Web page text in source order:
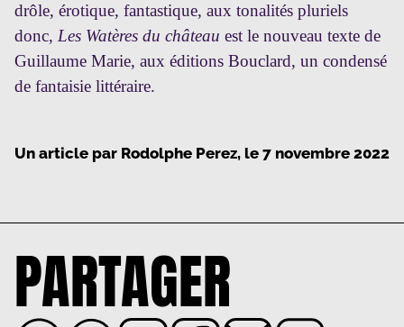
drôle, érotique, fantastique, aux tonalités pluriels
donc, Les Watères du château est le nouveau texte de
Guillaume Marie, aux éditions Bouclard, un condensé
de fantaisie littéraire.
Un article par Rodolphe Perez, le 7 novembre 2022
PARTAGER